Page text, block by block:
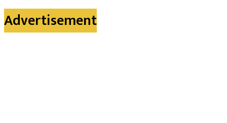
Advertisement